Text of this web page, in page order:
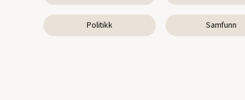
Politikk Samfunn